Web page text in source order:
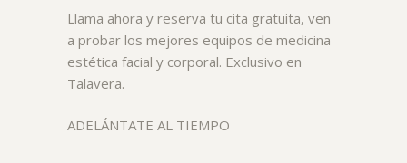
Llama ahora y reserva tu cita gratuita, ven
a probar los mejores equipos de medicina
estética facial y corporal. Exclusivo en
Talavera.
ADELÁNTATE AL TIEMPO